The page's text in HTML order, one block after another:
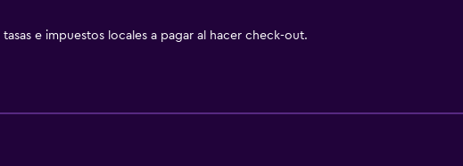
e impuestos locales a pagar al hacer check-out.